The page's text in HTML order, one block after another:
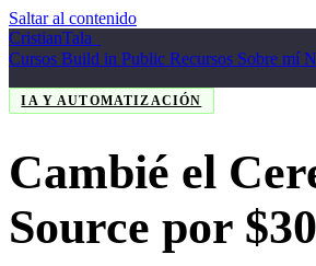
Saltar al contenido
CristianTala
Cursos Build in Public Recursos Sobre mí
IA Y AUTOMATIZACIÓN
Cambié el
Source por